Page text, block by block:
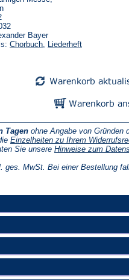
Bayer
Chorbuch, Liederheft
Tagen ohne Angabe von Gründen
Einzelheiten zu Ihrem
Sie unsere Hinweise zum
ges. MwSt. Bei einer Bestellung